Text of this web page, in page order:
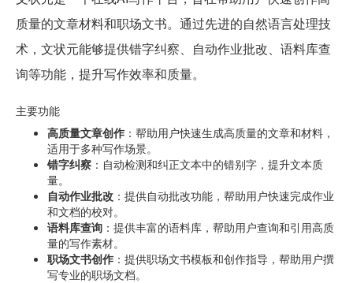
质量的文章材料和职场文书。通过先进的自然语言处理技
术，文状元能够提供错字纠察、自动作业批改、语料库查
询等功能，提升写作效率和质量。
主要功能
高质量文章创作 ：帮助用户快速生成高质量的文章和材料，
适用于多种写作场景。
错字纠察 ：自动检测和纠正文本中的错别字，提升文本质
量。
自动作业批改 ：提供自动批改功能，帮助用户快速完成作业
和文档的校对。
语料库查询 ：提供丰富的语料库，帮助用户查询和引用高质
量的写作素材。
职场文书创作 ：提供职场文书模板和创作指导，帮助用户撰
写专业的职场文档。